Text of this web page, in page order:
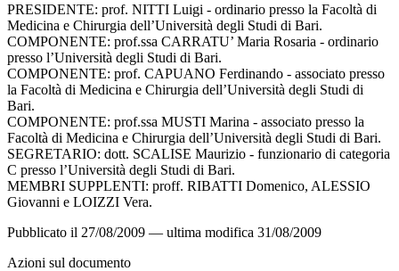
PRESIDENTE: prof. NITTI Luigi - ordinario presso la Facoltà di
Medicina e Chirurgia dell’Università degli Studi di Bari.
COMPONENTE: prof.ssa CARRATU’ Maria Rosaria - ordinario
presso l’Università degli Studi di Bari.
COMPONENTE: prof. CAPUANO Ferdinando - associato presso
la Facoltà di Medicina e Chirurgia dell’Università degli Studi di
Bari.
COMPONENTE: prof.ssa MUSTI Marina - associato presso la
Facoltà di Medicina e Chirurgia dell’Università degli Studi di Bari.
SEGRETARIO: dott. SCALISE Maurizio - funzionario di categoria
C presso l’Università degli Studi di Bari.
MEMBRI SUPPLENTI: proff. RIBATTI Domenico, ALESSIO
Giovanni e LOIZZI Vera.
Pubblicato il 27/08/2009 — ultima modifica 31/08/2009
Azioni sul documento